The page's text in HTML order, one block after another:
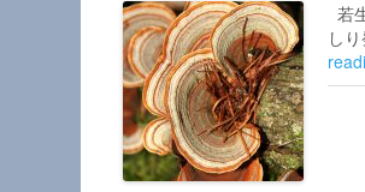
若
し